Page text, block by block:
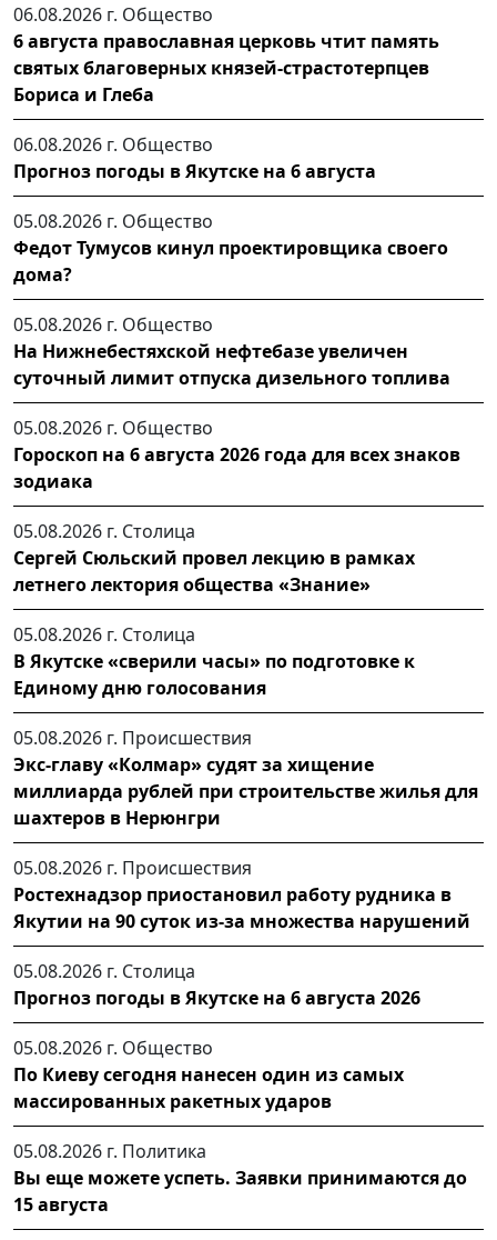
06.08.2026 г. Общество
6 августа православная церковь чтит память
святых благоверных князей-страстотерпцев
Бориса и Глеба
06.08.2026 г. Общество
Прогноз погоды в Якутске на 6 августа
05.08.2026 г. Общество
Федот Тумусов кинул проектировщика своего
дома?
05.08.2026 г. Общество
На Нижнебестяхской нефтебазе увеличен
суточный лимит отпуска дизельного топлива
05.08.2026 г. Общество
Гороскоп на 6 августа 2026 года для всех знаков
зодиака
05.08.2026 г. Столица
Сергей Сюльский провел лекцию в рамках
летнего лектория общества «Знание»
05.08.2026 г. Столица
В Якутске «сверили часы» по подготовке к
Единому дню голосования
05.08.2026 г. Происшествия
Экс-главу «Колмар» судят за хищение
миллиарда рублей при строительстве жилья для
шахтеров в Нерюнгри
05.08.2026 г. Происшествия
Ростехнадзор приостановил работу рудника в
Якутии на 90 суток из-за множества нарушений
05.08.2026 г. Столица
Прогноз погоды в Якутске на 6 августа 2026
05.08.2026 г. Общество
По Киеву сегодня нанесен один из самых
массированных ракетных ударов
05.08.2026 г. Политика
Вы еще можете успеть. Заявки принимаются до
15 августа